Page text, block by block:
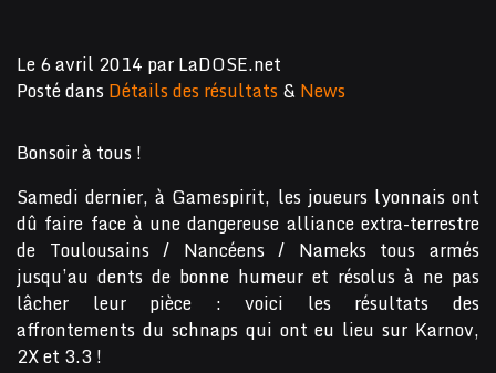
Le6 avril 2014 parLaDOSE.net
Posté dansDétails des résultats& News
Bonsoir à tous !
Samedi dernier, à Gamespirit, les joueurs lyonnais ont
dû faire face à une dangereuse alliance extra-terrestre
de Toulousains / Nancéens / Nameks tous armés
jusqu’au dents de bonne humeur et résolus à ne pas
lâcher leur pièce : voici les résultats des
affrontements du schnaps qui ont eu lieu sur Karnov,
2X et 3.3 !